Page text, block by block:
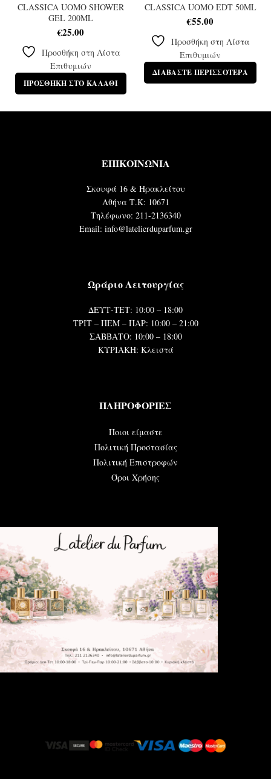
CLASSICA UOMO SHOWER
GEL 200ML
€25.00
Προσθήκη στη Λίστα
Επιθυμιών
ΠΡΟΣΘΉΚΗ ΣΤΟ ΚΑΛΆΘΙ
CLASSICA UOMO EDT 50ML
€55.00
Προσθήκη στη Λίστα
Επιθυμιών
ΔΙΑΒΆΣΤΕ ΠΕΡΙΣΣΌΤΕΡΑ
ΕΠΙΚΟΙΝΩΝΙΑ
Σκουφά 16 & Ηρακλείτου
Αθήνα Τ.Κ: 10671
Τηλέφωνο: 211-2136340
Email: info@latelierduparfum.gr
Ωράριο Λειτουργίας
ΔΕΥΤ-ΤΕΤ: 10:00 – 18:00
ΤΡΙΤ – ΠΕΜ – ΠΑΡ: 10:00 – 21:00
ΣΑΒΒΑΤΟ: 10:00 – 18:00
ΚΥΡΙΑΚΗ: Κλειστά
ΠΛΗΡΟΦΟΡΙΕΣ
Ποιοι είμαστε
Πολιτική Προστασίας
Πολιτική Επιστροφών
Όροι Χρήσης